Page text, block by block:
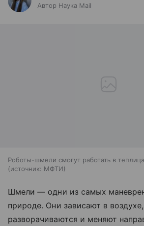
Автор Наука Mail
Роботы-шмели смогут работать в
источник: МФТИ
Шмели — одни из самых
природе. Они зависают в
разворачиваются и меняют